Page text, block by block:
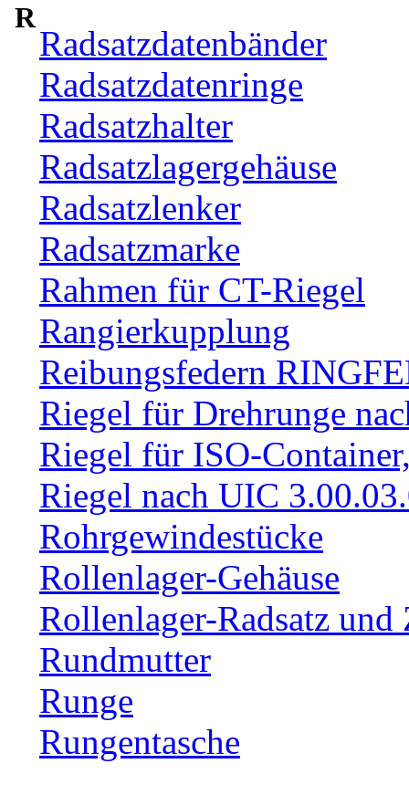
R
Radsatzdatenbänder
Radsatzdatenringe
Radsatzhalter
Radsatzlagergehäuse
Radsatzlenker
Radsatzmarke
Rahmen für CT-Riegel
Rangierkupplung
Reibungsfedern
Riegel für Drehrunge
Riegel für ISO-
Riegel nach UIC
Rohrgewindestücke
Rollenlager-Gehäuse
Rollenlager-Radsatz und
Rundmutter
Runge
Rungentasche